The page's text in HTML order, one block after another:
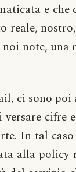
e
reale,
note, una
ci sono
versare
In tal
alla